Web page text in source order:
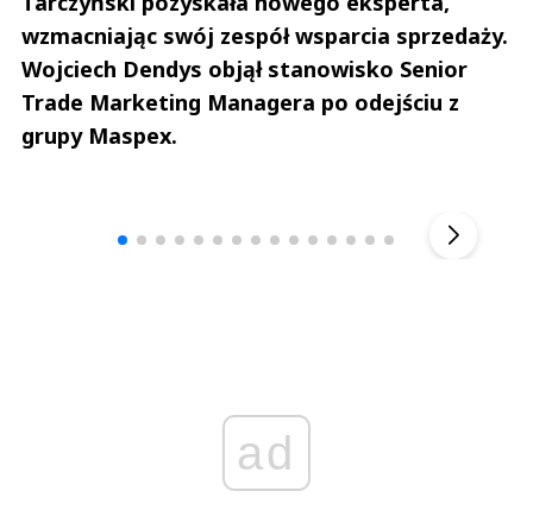
wzmacniając swój zespół wsparcia sprzedaży.
Wojciech Dendys objął stanowisko Senior
Trade Marketing Managera po odejściu z
grupy Maspex.
ad